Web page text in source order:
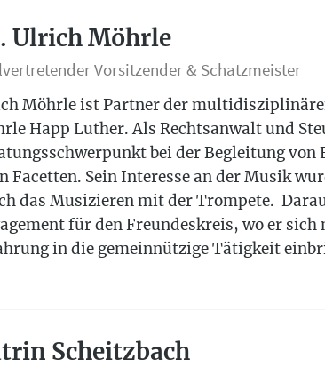
Ulrich Möhrle
Vorsitzender & Schatzmeister
Möhrle ist Partner der
Happ Luther. Als Rechtsanwalt und
bei der Begleitung
Facetten. Sein Interesse an der Musik
das Musizieren mit der Trompete.
für den Freundeskreis, wo er
in die gemeinnützige Tätigkeit
Scheitzbach